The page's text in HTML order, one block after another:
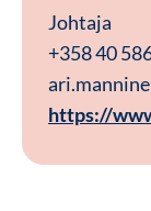
Johtaja
+358 40
https://